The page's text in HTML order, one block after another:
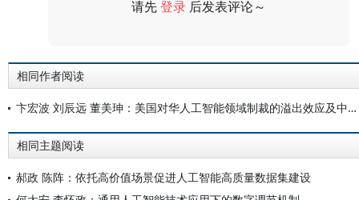
请先登录 后发表评论～
相同作者阅读
卞宏波 刘辰远 董美珅：美国对华人工智能领域制裁的溢出效应及中国的反制策略研究
相同主题阅读
郝政 陈阵：依托高价值场景促进人工智能高质量数据集建设